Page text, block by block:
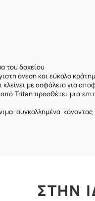
του δοχείου
άνεση και εύκολο
κλείνει με ασφάλεια για
Tritan προσθέτει μια
συγκολλημένα
ΣΤΗΝ